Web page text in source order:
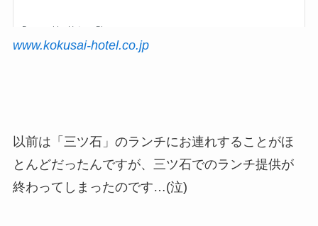
www.kokusai-hotel.co.jp
以前は「三ツ石」のランチにお連れすることがほ
とんどだったんですが、三ツ石でのランチ提供が
終わってしまったのです…(泣)